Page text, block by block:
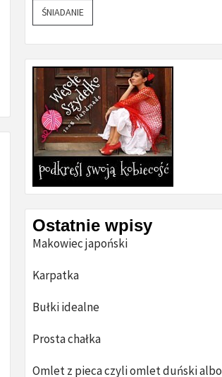
ŚNIADANIE
Ostatnie wpisy
Makowiec japoński
Karpatka
Bułki idealne
Prosta chałka
Omlet z pieca czyli omlet duński albo